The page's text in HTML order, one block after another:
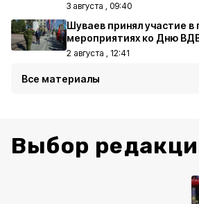
3 августа , 09:40
Шуваев принял участие в
мероприятиях ко Дню
2 августа , 12:41
Все материалы
Выбор